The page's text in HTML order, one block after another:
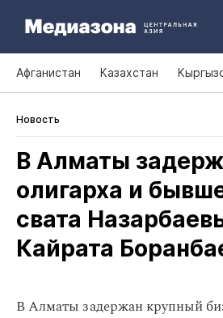
Афганистан Казахстан
Новость
В Алматы
олигарха и
свата
Кайрата
В Алматы задержан крупный